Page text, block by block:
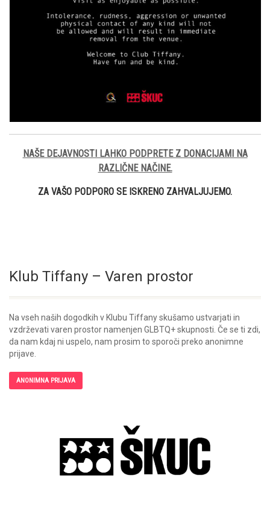
NAŠE DEJAVNOSTI LAHKO PODPRETE Z DONACIJAMI NA
RAZLIČNE NAČINE.
ZA VAŠO PODPORO SE ISKRENO ZAHVALJUJEMO.
Klub Tiffany – Varen prostor
Na vseh naših dogodkih v Klubu Tiffany skušamo ustvarjati in
vzdrževati varen prostor namenjen GLBTQ+ skupnosti. Če se ti zdi,
da nam kdaj ni uspelo, nam prosim to sporoči preko anonimne
prijave.
ANONIMNA PRIJAVA